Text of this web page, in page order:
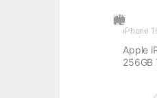
iPhone
Apple
256GB